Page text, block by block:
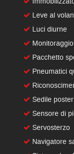
Leve al
Luci diurne
Pacchetto
Pneumatici
Sedile
Sensore di
Servosterzo
Navigatore